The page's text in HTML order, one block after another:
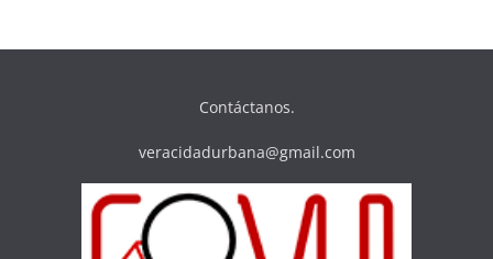
Contáctanos.
veracidadurbana@gmail.com